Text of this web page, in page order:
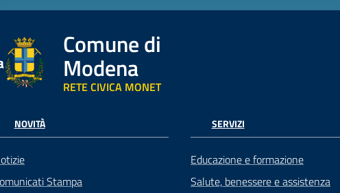
Comune di
Modena
RETE CIVICA MONET
NOVITÀ
Stampa
SERVIZI
Educazione e formazione
Salute, benessere e assistenza